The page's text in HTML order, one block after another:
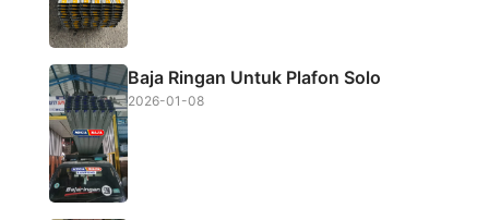
Baja Ringan Untuk Plafon Solo
2026-01-08